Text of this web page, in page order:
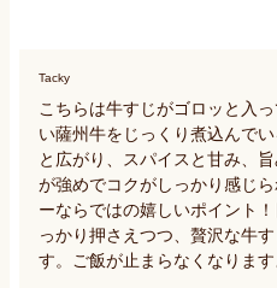
Tacky
こちらは牛すじがゴロッと入
い薩州牛をじっくり煮込んで
と広がり、スパイスと甘み、
が強めでコクがしっかり感じ
ーならではの嬉しいポイント
っかり押さえつつ、贅沢な牛
す。ご飯が止まらなくなります